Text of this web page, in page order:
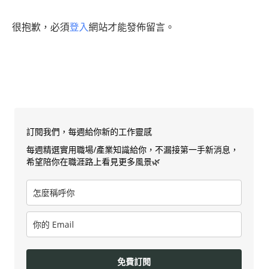
很抱歉，必須登入網站才能發佈留言。
訂閱我們，每週給你新的工作靈感
每週精選實用職場/產業知識給你，不漏接第一手新消息，
希望陪你在職涯路上看見更多風景🌿
免費訂閱